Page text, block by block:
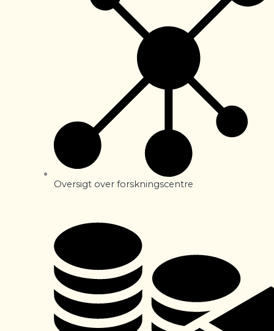
Oversigt over forskningscentre